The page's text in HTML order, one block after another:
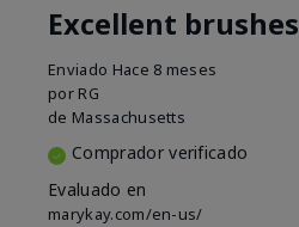
Excellent brushes
Enviado Hace 8 meses
por RG
de Massachusetts
Comprador verificado
Evaluado en
marykay.com/en-us/